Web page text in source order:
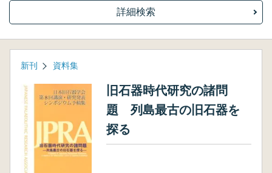
詳細検索
新刊 資料集
旧石器時代研究の諸問
題 列島最古の旧石器を
探る